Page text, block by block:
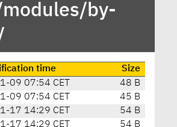
by-
time
Size
09 07:54 CET
48 B
09 07:54 CET
45 B
17 14:29 CET
54 B
17 14:29 CET
54 B